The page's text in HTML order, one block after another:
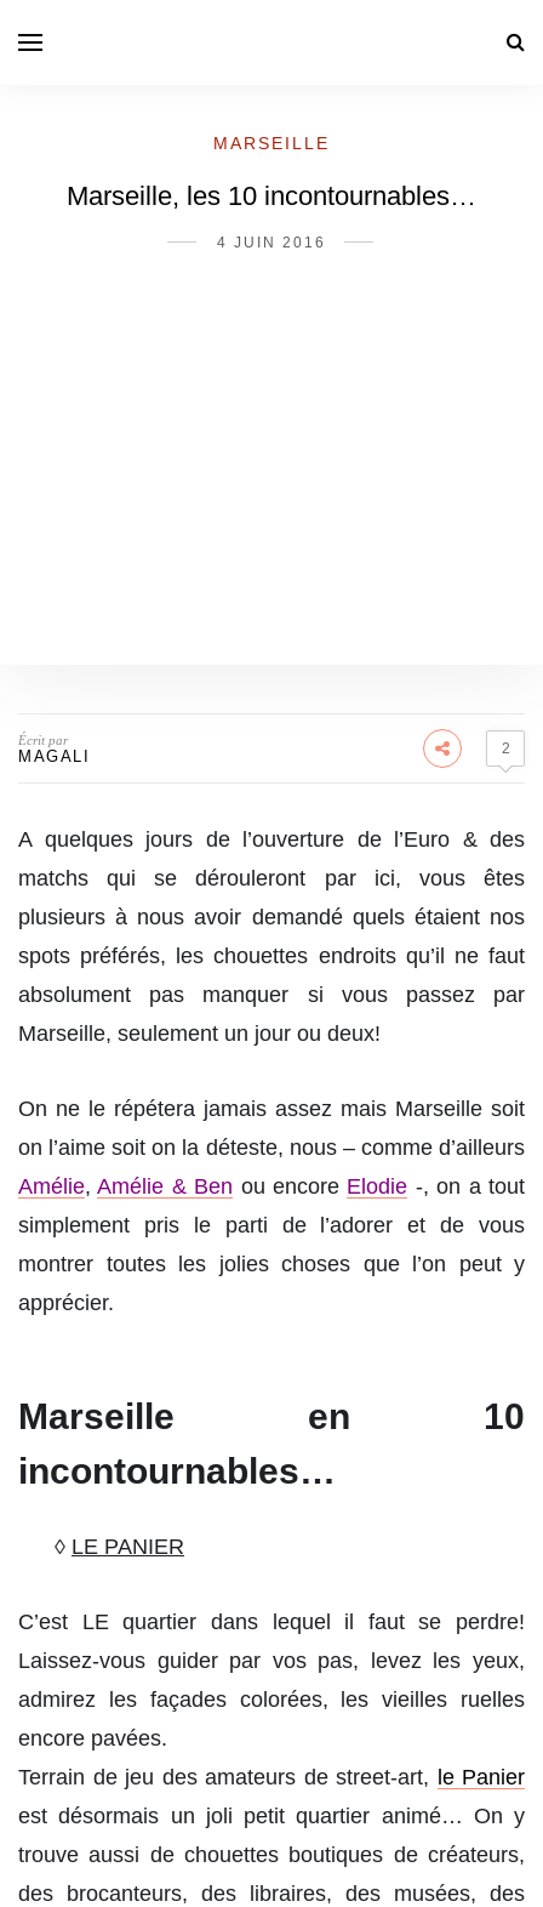
MARSEILLE
Marseille, les 10 incontournables…
4 JUIN 2016
Écrit par
MAGALI 2
A quelques jours de l’ouverture de l’Euro & des
matchs qui se dérouleront par ici, vous êtes
plusieurs à nous avoir demandé quels étaient nos
spots préférés, les chouettes endroits qu’il ne faut
absolument pas manquer si vous passez par
Marseille, seulement un jour ou deux!
On ne le répétera jamais assez mais Marseille soit
on l’aime soit on la déteste, nous – comme d’ailleurs
Amélie,Amélie & Ben ou encore Elodie -, on a tout
simplement pris le parti de l’adorer et de vous
montrer toutes les jolies choses que l’on peut y
apprécier.
Marseille en 10
incontournables…
◊ LE PANIER
C’est LE quartier dans lequel il faut se perdre!
Laissez-vous guider par vos pas, levez les yeux,
admirez les façades colorées, les vieilles ruelles
encore pavées.
Terrain de jeu des amateurs de street-art, le Panier
est désormais un joli petit quartier animé… On y
trouve aussi de chouettes boutiques de créateurs,
des brocanteurs, des libraires, des musées, des